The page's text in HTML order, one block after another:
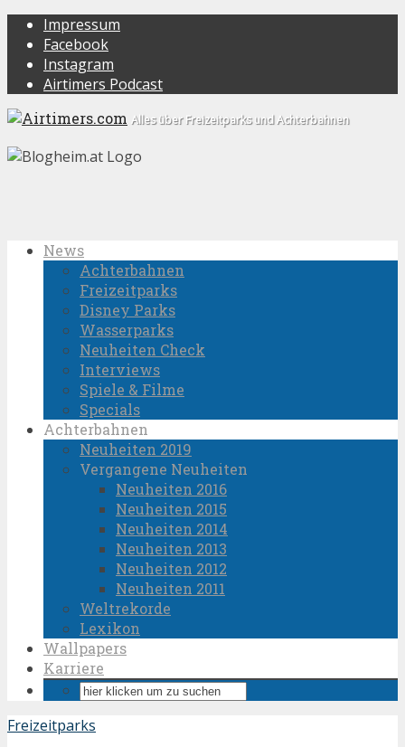
Impressum
Facebook
Instagram
Airtimers Podcast
Alles über Freizeitparks und Achterbahnen
News
Achterbahnen
Freizeitparks
Disney Parks
Wasserparks
Neuheiten Check
Interviews
Spiele & Filme
Specials
Achterbahnen
Neuheiten 2019
Vergangene Neuheiten
Neuheiten 2016
Neuheiten 2015
Neuheiten 2014
Neuheiten 2013
Neuheiten 2012
Neuheiten 2011
Weltrekorde
Lexikon
Wallpapers
Karriere
Freizeitparks